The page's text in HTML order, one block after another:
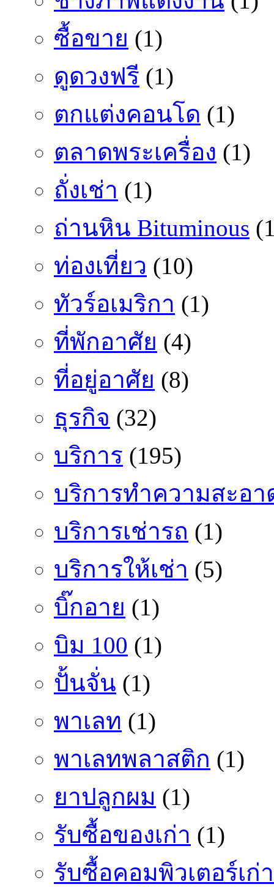
ซื้อขาย (1)
ดูดวงฟรี (1)
ตกแต่งคอนโด (1)
ตลาดพระเครื่อง (1)
ถั่งเช่า (1)
ถ่านหิน Bituminous
ท่องเที่ยว (10)
ทัวร์อเมริกา (1)
ที่พักอาศัย (4)
ที่อยู่อาศัย (8)
ธุรกิจ (32)
บริการ (195)
บริการทำความสะอา
บริการเช่ารถ (1)
บริการให้เช่า (5)
บิ๊กอาย (1)
บิม 100 (1)
ปั้นจั่น (1)
พาเลท (1)
พาเลทพลาสติก (1)
ยาปลูกผม (1)
รับซื้อของเก่า (1)
รับซื้อคอมพิวเตอร์เก่า